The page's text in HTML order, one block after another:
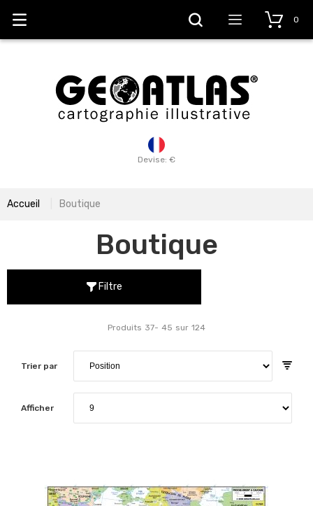
Devise: €
0
Accueil Boutique
Boutique
Filtre
Trier par
Produits 37- 45 sur 124
Afficher